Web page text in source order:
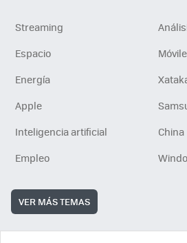
Streaming
Espacio
Energía
Apple
Inteligencia artificial
China
Empleo
VER MÁS TEMAS